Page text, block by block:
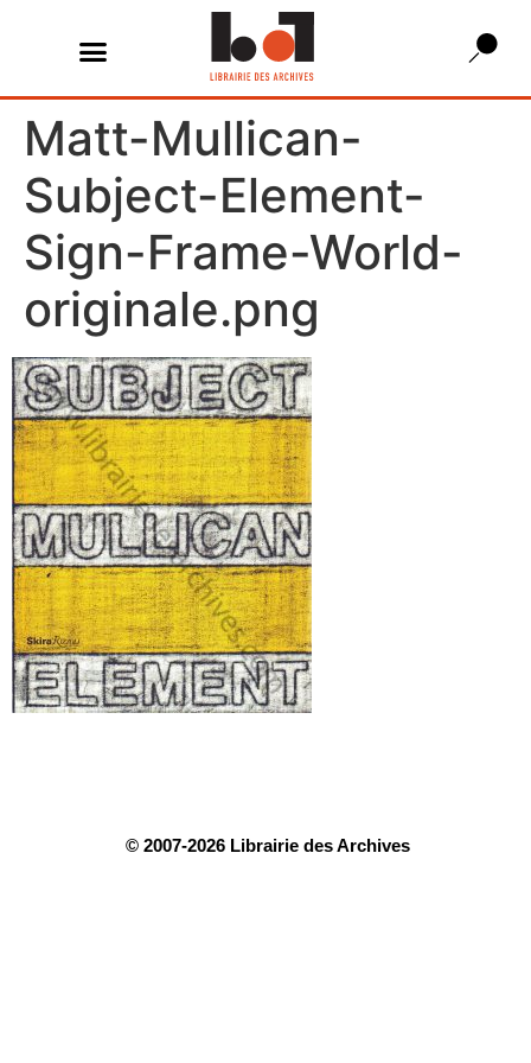
Matt-Mullican-
Subject-Element-
Sign-Frame-World-
originale.png
© 2007-2026 Librairie des Archives